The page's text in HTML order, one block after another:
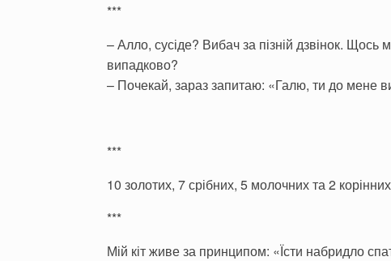
***
– Алло, сусіде? Вибач за пізній дзвінок.
випадково?
– Почекай, зараз запитаю: «Галю, ти до мене
***
10 золотих, 7 срібних, 5 молочних та 2
***
Мій кіт живе за принципом: «Їсти набридло